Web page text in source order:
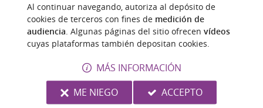
MANHATTAN PAINTBALL
Clermont-le-Fort
Al continuar navegando, autoriza al depósito de
cookies de terceros con fines de medición de
audiencia . Algunas páginas del sitio ofrecen vídeos
cuyas plataformas también depositan cookies.
MÁS INFORMACIÓN
ME NIEGO
ACCEPTO